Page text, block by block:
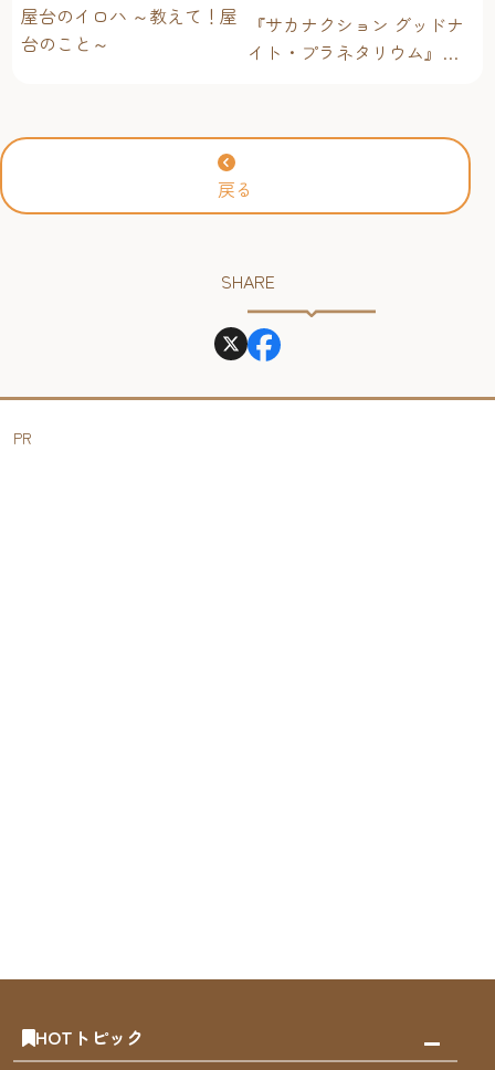
屋台のイロハ ～教えて！屋
台のこと～
『サカナクション グッドナ
イト・プラネタリウム』が
2026年
戻る
SHARE
PR
HOTトピック